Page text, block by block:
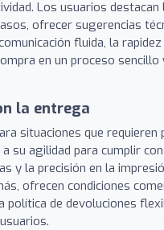
Los usuarios
ofrecer sugerencias
fluida, la
en un proceso
la entrega
situaciones que
su agilidad para cumplir
y la precisión en la
ofrecen condiciones
de devoluciones